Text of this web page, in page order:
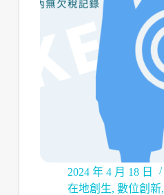
2024 年 4 月 18 日
在地創生, 數位創新,